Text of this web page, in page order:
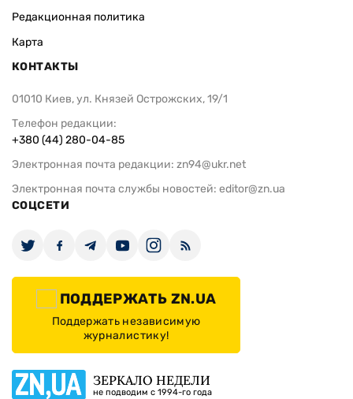
Редакционная политика
Карта
КОНТАКТЫ
01010 Киев, ул. Князей Острожских, 19/1
Телефон редакции:
+380 (44) 280-04-85
Электронная почта редакции: zn94@ukr.net
Электронная почта службы новостей: editor@zn.ua
СОЦСЕТИ
ПОДДЕРЖАТЬ ZN.UA
Поддержать независимую
журналистику!
ЗЕРКАЛО НЕДЕЛИ
не подводим с 1994-го года